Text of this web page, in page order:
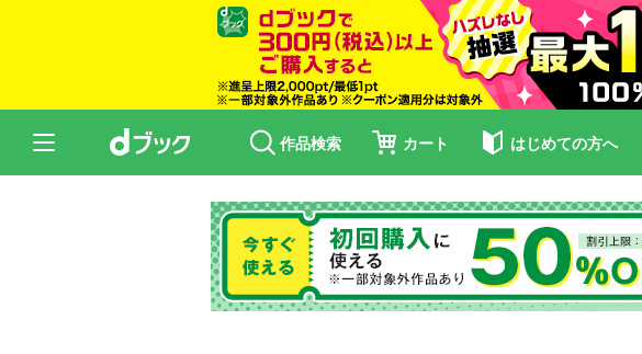
作品検索 カート はじめての方へ